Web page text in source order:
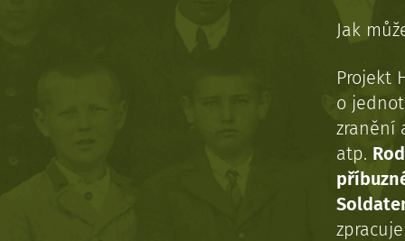
Jak
Projekt
o
zranění
atp.